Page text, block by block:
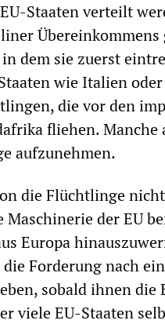
Staaten verteilt
dem sie zuerst
wie Italien
die vor den
fliehen. Manche
aufzunehmen.
die Flüchtlinge
der EU
Europa
Forderung nach
sobald ihnen die
viele EU-Staaten